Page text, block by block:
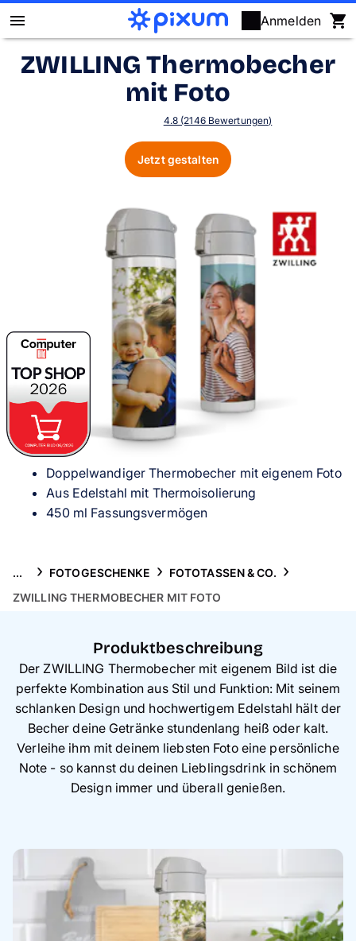
Anmelden
Pixum Fotobuch
Handyhüllen
Anlässe
Service
Reisekollektion
ZWILLING Thermobecher
mit Foto
4.8 (2146 Bewertungen)
Doppelwandiger Thermobecher mit eigenem Foto
Aus Edelstahl mit Thermoisolierung
450 ml Fassungsvermögen
Jetzt gestalten
... FOTOGESCHENKE
FOTOTASSEN & CO.
ZWILLING THERMOBECHER MIT FOTO
Produktbeschreibung
Der ZWILLING Thermobecher mit eigenem Bild ist die
perfekte Kombination aus Stil und Funktion: Mit seinem
schlanken Design und hochwertigem Edelstahl hält der
Becher deine Getränke stundenlang heiß oder kalt.
Verleihe ihm mit deinem liebsten Foto eine persönliche
Note - so kannst du deinen Lieblingsdrink in schönem
Design immer und überall genießen.